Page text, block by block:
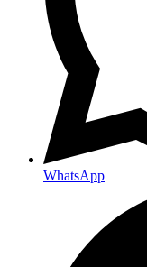
WhatsApp